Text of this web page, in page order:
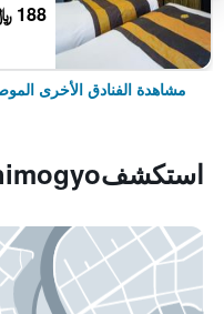
188 ﷼
مشاهدة الفنادق الأخرى
استكشفShimogyo, كيوتو